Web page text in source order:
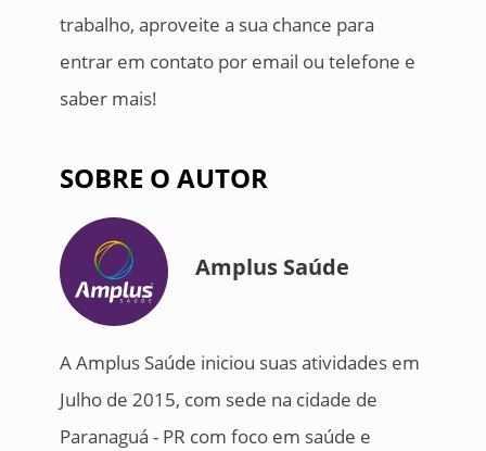
trabalho, aproveite a sua chance para
entrar em contato por email ou telefone e
saber mais!
SOBRE O AUTOR
Amplus Saúde
A Amplus Saúde iniciou suas atividades em
Julho de 2015, com sede na cidade de
Paranaguá - PR com foco em saúde e